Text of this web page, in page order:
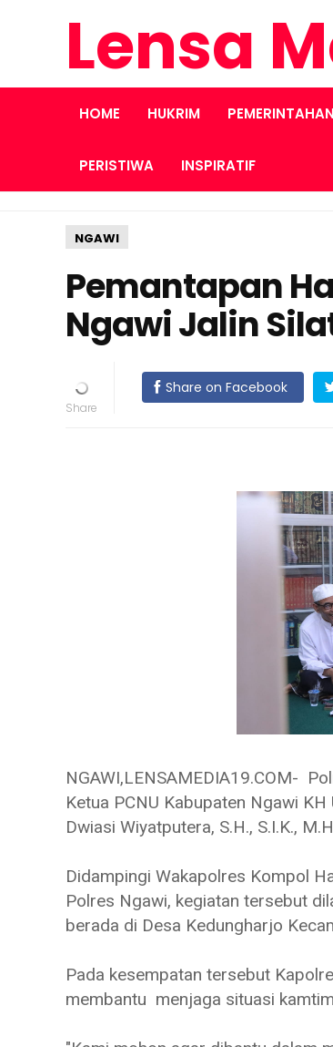
Lensa
HOME HUKRIM PEMERINTAHAN
PERISTIWA INSPIRATIF
NGAWI
Pemantapan
Ngawi Jalin
Share on Facebook
NGAWI,LENSAMEDIA19.COM-
Ketua PCNU Kabupaten Ngawi
Dwiasi Wiyatputera, S.H., S.I.K.,
Didampingi Wakapolres Kompol
Polres Ngawi, kegiatan tersebut
berada di Desa Kedungharjo
Pada kesempatan tersebut
membantu menjaga situasi